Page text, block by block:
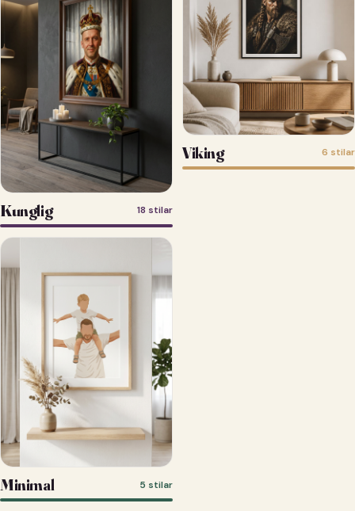
Kunglig 18 stilar
Viking 6 stilar
Minimal 5 stilar